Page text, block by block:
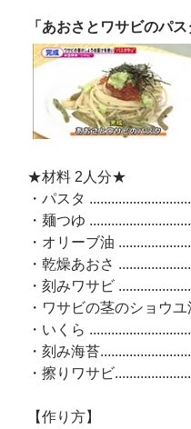
「あおさとワサビのパス
★材料 2人分★
・パスタ
・麺つゆ
・オリーブ油
・乾燥あおさ
・刻みワサビ
・ワサビの茎のショウ
・いくら
・刻み海苔
・擦りワサビ
【作り方】